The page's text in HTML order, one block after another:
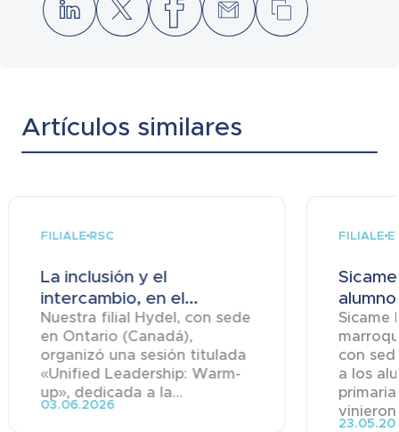
Artículos similares
FILIALERSC
La inclusión y el
intercambio, en el...
Nuestra filial Hydel, con sede
en Ontario (Canadá),
organizó una sesión titulada
«Unified Leadership: Warm-
up», dedicada a la...
03.06.2026
FILIALE
Sicame
con
a los
vinieron